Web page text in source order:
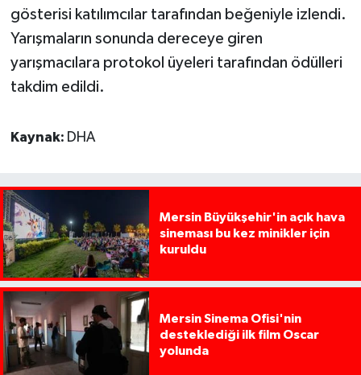
gösterisi katılımcılar tarafından beğeniyle izlendi.
Yarışmaların sonunda dereceye giren
yarışmacılara protokol üyeleri tarafından ödülleri
takdim edildi.
Kaynak: DHA
Mersin Büyükşehir'in açık hava
sineması bu kez minikler için
kuruldu
Mersin Sinema Ofisi'nin
desteklediği ilk film Oscar
yolunda